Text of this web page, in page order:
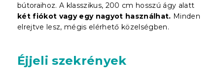
bútoraihoz. A klasszikus, 200 cm hosszú ágy alatt
két fiókot vagy egy nagyot használhat. Minden
elrejtve lesz, mégis elérhető közelségben.
Éjjeli szekrények